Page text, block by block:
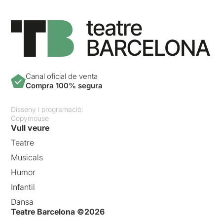
Canal oficial de venta
Compra 100% segura
Disseny i programació:
Copymouse
Vull veure
Teatre
Musicals
Humor
Infantil
Dansa
Teatre Barcelona ©2026